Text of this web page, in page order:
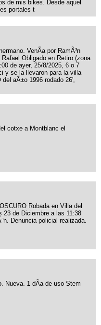
de mis bikes. Desde aquel
portales t
VenÃ­a por RamÃ³n
Obligado en Retiro (zona
de ayer, 25/8/2025, 6 o 7
y se la llevaron para la villa
aÃ±o 1996 rodado 26',
cotxe a Montblanc el
Robada en Villa del
23 de Diciembre a las 11:38
Denuncia policial realizada.
Nueva. 1 dÃ­a de uso Stem